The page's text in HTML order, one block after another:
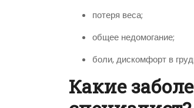
потеря веса;
общее недомогание;
боли, дискомфорт в
Какие